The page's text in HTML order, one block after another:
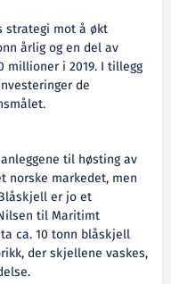
strategi mot å økt
årlig og en del av
millioner i 2019. I tillegg
de
til høsting av
norske markedet, men
er jo et
til Maritimt
ca. 10 tonn blåskjell
der skjellene vaskes,